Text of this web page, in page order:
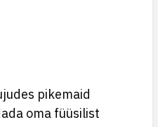
pikemaid
oma füüsilist